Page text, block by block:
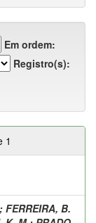
Em ordem:
Registro(s):
1
; FERREIRA, B.